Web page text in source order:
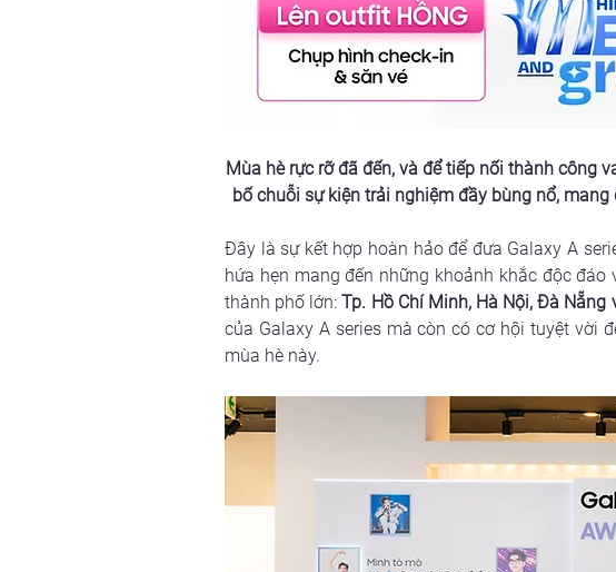
Mùa hè rực rỡ đã đến, và để tiếp nối thành công
bố chuỗi sự kiện trải nghiệm đầy bùng nổ,
Đây là sự kết hợp hoàn hảo để đưa Galaxy A
hứa hẹn mang đến những khoảnh khắc độc đáo
thành phố lớn: Tp. Hồ Chí Minh, Hà Nội, Đà Nẵng
của Galaxy A series mà còn có cơ hội tuyệt vời
mùa hè này.